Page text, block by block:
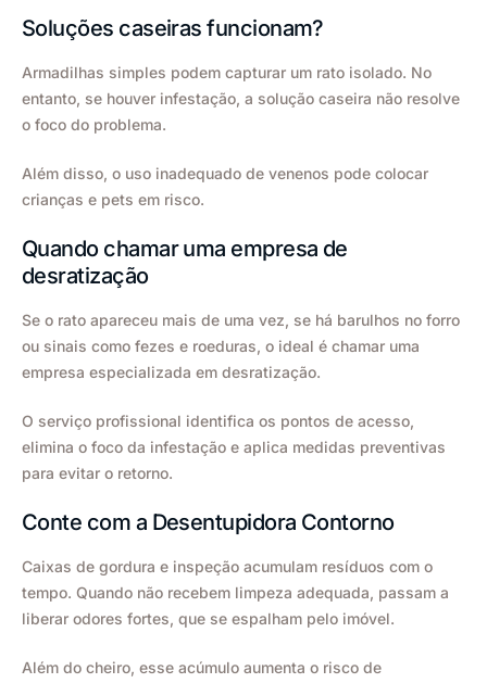
Soluções caseiras funcionam?
Armadilhas simples podem capturar um rato isolado. No
entanto, se houver infestação, a solução caseira não resolve
o foco do problema.
Além disso, o uso inadequado de venenos pode colocar
crianças e pets em risco.
Quando chamar uma empresa de
desratização
Se o rato apareceu mais de uma vez, se há barulhos no forro
ou sinais como fezes e roeduras, o ideal é chamar uma
empresa especializada em desratização.
O serviço profissional identifica os pontos de acesso,
elimina o foco da infestação e aplica medidas preventivas
para evitar o retorno.
Conte com a Desentupidora Contorno
Caixas de gordura e inspeção acumulam resíduos com o
tempo. Quando não recebem limpeza adequada, passam a
liberar odores fortes, que se espalham pelo imóvel.
Além do cheiro, esse acúmulo aumenta o risco de